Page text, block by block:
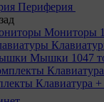
Периферия
Мониторы
Мышки 1047
Клавиатура